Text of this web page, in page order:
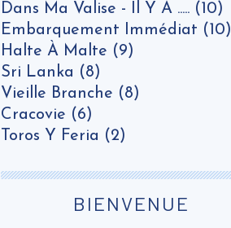
Dans Ma Valise - Il Y A ..... (10)
Embarquement Immédiat (10)
Halte À Malte (9)
Sri Lanka (8)
Vieille Branche (8)
Cracovie (6)
Toros Y Feria (2)
BIENVENUE